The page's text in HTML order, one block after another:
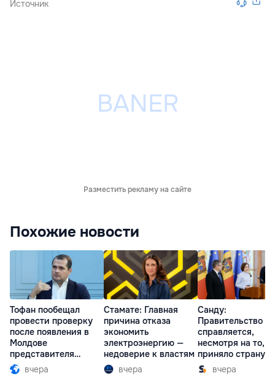
Источник
Разместить рекламу на сайте
Похожие новости
Тофан пообещал
провести проверку
после появления в
Молдове
представителя
Южной Осетии
вчера
Стамате: Главная
причина отказа
экономить
электроэнергию —
недоверие к властям
вчера
Санду:
Правительство
справляется,
несмотря на то,
приняло страну в
разгар кризиса
вчера